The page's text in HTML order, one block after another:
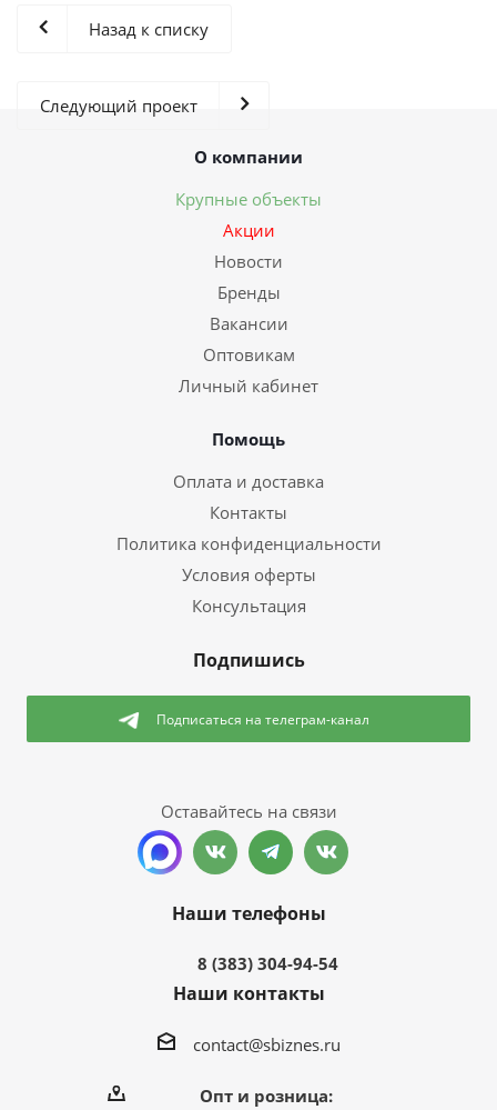
Назад к списку
Следующий проект
О компании
Крупные объекты
Акции
Новости
Бренды
Вакансии
Оптовикам
Личный кабинет
Помощь
Оплата и доставка
Контакты
Политика конфиденциальности
Условия оферты
Консультация
Подпишись
Подписаться на телеграм-канал
Оставайтесь на связи
Наши телефоны
8 (383) 304-94-54
Наши контакты
contact@sbiznes.ru
Опт и розница: